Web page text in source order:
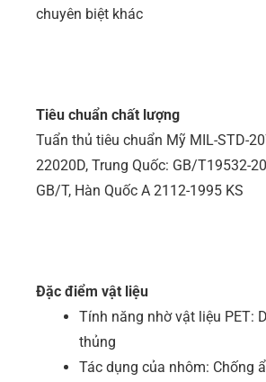
chuyên biệt khác
Tiêu chuẩn chất lượng
Tuẩn thủ tiêu chuẩn Mỹ MIL-STD-
22020D, Trung Quốc: GB/T19532-
GB/T, Hàn Quốc A 2112-1995 KS
Đặc điểm vật liệu
Tính năng nhờ vật liệu PET:
thủng
Tác dụng của nhôm: Chống